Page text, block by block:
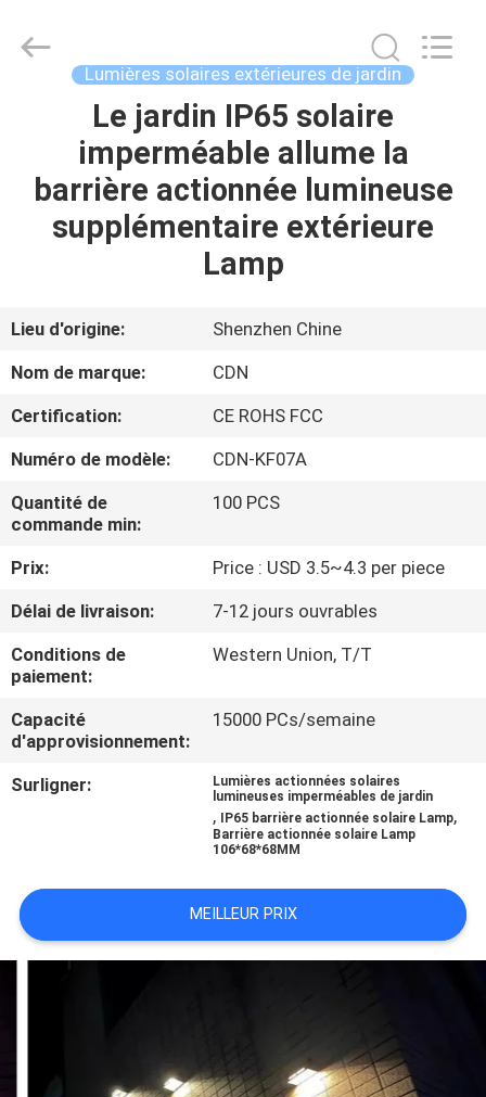
MAISON
DES
PRODUITS
PROPOS
DE
NOUS
VISITE
DE
CONTRÔLE
DE
QUALITÉ
NOUS
CONTACTER
CAS
Technology
Lumières solaires extérieures de jardin
Le jardin IP65 solaire
imperméable allume la
barrière actionnée lumineuse
supplémentaire extérieure
Lamp
Lieu d'origine:
Shenzhen Chine
Nom de marque:
CDN
Certification:
CE ROHS FCC
Numéro de modèle:
CDN-KF07A
Quantité de
commande min:
100 PCS
Prix:
Price : USD 3.5~4.3 per piece
Délai de livraison:
7-12 jours ouvrables
Conditions de
paiement:
Western Union, T/T
Capacité
d'approvisionnement:
15000 PCs/semaine
Surligner:
Lumières actionnées solaires
lumineuses imperméables de jardin
, IP65 barrière actionnée solaire Lamp,
Barrière actionnée solaire Lamp
106*68*68MM
MEILLEUR PRIX